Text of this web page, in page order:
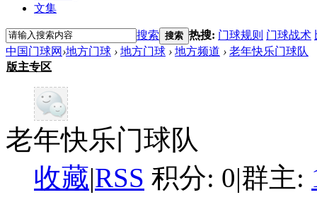
文集
搜索 搜索 热搜: 门球规则 门球战术
中国门球网 ›地方门球 › 地方门球 › 地方频道 › 老年快乐门球队
版主专区
老年快乐门球队
收藏|RSS 积分: 0|群主: